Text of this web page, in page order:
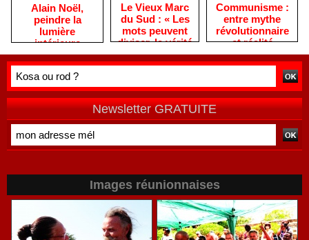
​Alain Noël,
peindre la
lumière
intérieure
​Le Vieux Marc
du Sud : « Les
mots peuvent
diviser, la vérité
rassemble »
​Communisme :
entre mythe
révolutionnaire
et réalité
historique
Newsletter GRATUITE
Images réunionnaises